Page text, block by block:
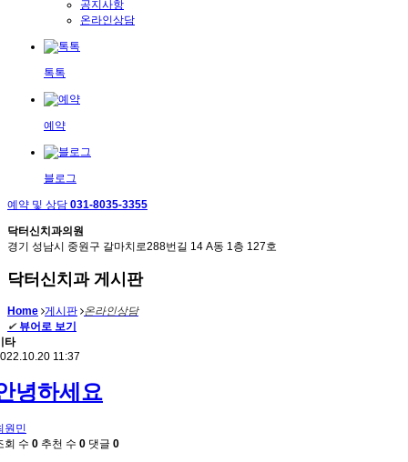
공지사항
온라인상담
톡톡
예약
블로그
예약 및 상담 031-8035-3355
닥터신치과의원
경기 성남시 중원구 갈마치로288번길 14 A동 1층 127호
닥터신치과 게시판
Home 게시판 온라인상담
✔ 뷰어로 보기
타
11:37
녕하세요
원민
회 수 0 추천 수 0 댓글 0